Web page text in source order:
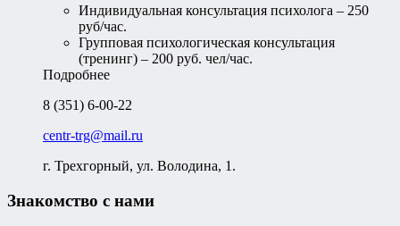
Индивидуальная консультация психолога – 250
руб/час.
Групповая психологическая консультация
(тренинг) – 200 руб. чел/час.
Подробнее
8 (351) 6-00-22
centr-trg@mail.ru
г. Трехгорный, ул. Володина, 1.
Знакомство с нами